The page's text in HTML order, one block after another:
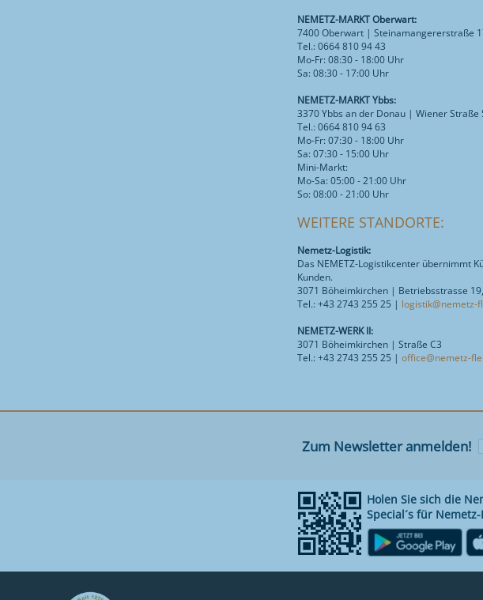
NEMETZ-MARKT Oberwart:
7400 Oberwart | Steinamangererstraße
Tel.: 0664 810 94 43
Mo-Fr: 08:30 - 18:00 Uhr
Sa: 08:30 - 17:00 Uhr
NEMETZ-MARKT Ybbs:
3370 Ybbs an der Donau | Wiener Straße
Tel.: 0664 810 94 63
Mo-Fr: 07:30 - 18:00 Uhr
Sa: 07:30 - 15:00 Uhr
Mini-Markt:
Mo-Sa: 05:00 - 21:00 Uhr
So: 08:00 - 21:00 Uhr
WEITERE STANDORTE:
Nemetz-Logistik:
Das NEMETZ-Logistikcenter übernimmt
Kunden.
3071 Böheimkirchen | Betriebsstrasse
Tel.: +43 2743 255 25 | logistik@nemetz-
NEMETZ-WERK II:
3071 Böheimkirchen | Straße C3
Tel.: +43 2743 255 25 |office@nemetz-
Zum Newsletter anmelden!
Holen Sie sich die
Special´s für